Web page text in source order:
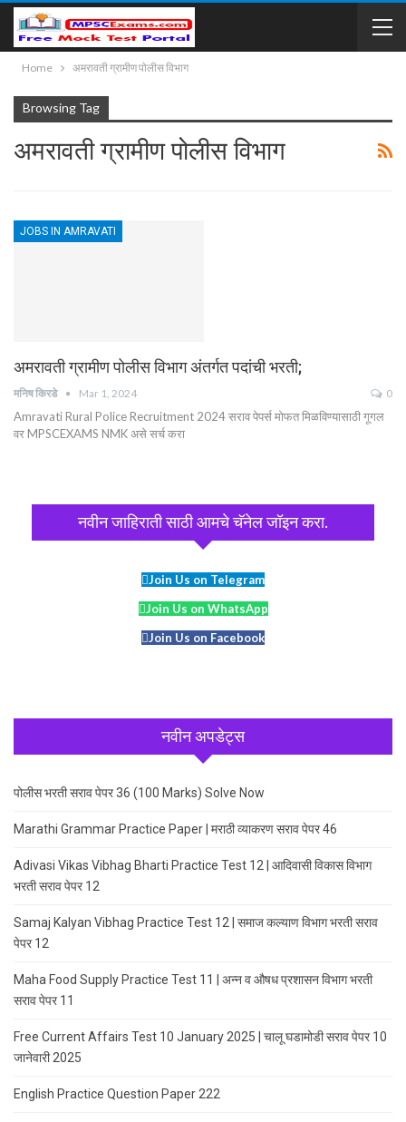
Home अमरावती ग्रामीण पोलीस विभाग
Browsing Tag
अमरावती ग्रामीण पोलीस विभाग
JOBS IN AMRAVATI
अमरावती ग्रामीण पोलीस विभाग अंतर्गत पदांची भरती;
मनिष किरडे Mar 1, 2024 0
Amravati Rural Police Recruitment 2024 सराव पेपर्स मोफत मिळविण्यासाठी गूगल
वर MPSCEXAMS NMK असे सर्च करा
नवीन जाहिराती साठी आमचे चॅनेल जॉइन करा.
Join Us on Telegram
Join Us on WhatsApp
Join Us on Facebook
नवीन अपडेट्स
पोलीस भरती सराव पेपर 36 (100 Marks) Solve Now
Marathi Grammar Practice Paper | मराठी व्याकरण सराव पेपर 46
Adivasi Vikas Vibhag Bharti Practice Test 12 | आदिवासी विकास विभाग
भरती सराव पेपर 12
Samaj Kalyan Vibhag Practice Test 12 | समाज कल्याण विभाग भरती सराव
पेपर 12
Maha Food Supply Practice Test 11 | अन्न व औषध प्रशासन विभाग भरती
सराव पेपर 11
Free Current Affairs Test 10 January 2025 | चालू घडामोडी सराव पेपर 10
जानेवारी 2025
English Practice Question Paper 222